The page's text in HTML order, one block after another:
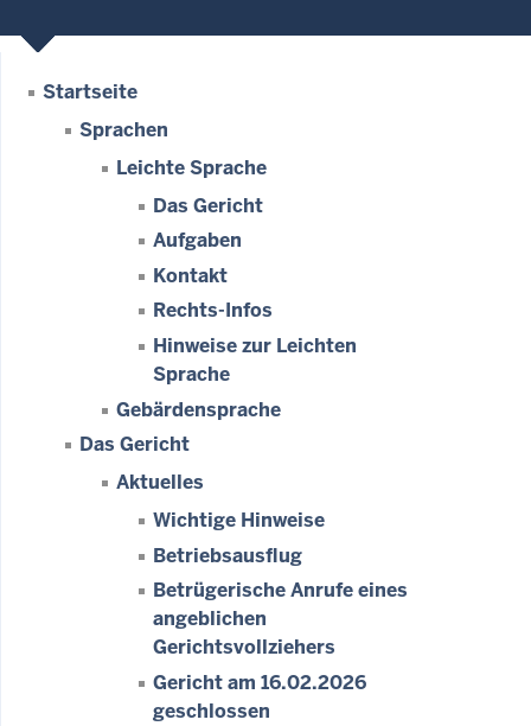
Startseite
Sprachen
Leichte Sprache
Das Gericht
Aufgaben
Kontakt
Rechts-Infos
Hinweise zur Leichten
Sprache
Gebärdensprache
Das Gericht
Aktuelles
Wichtige Hinweise
Betriebsausflug
Betrügerische Anrufe eines
angeblichen
Gerichtsvollziehers
Gericht am 16.02.2026
geschlossen